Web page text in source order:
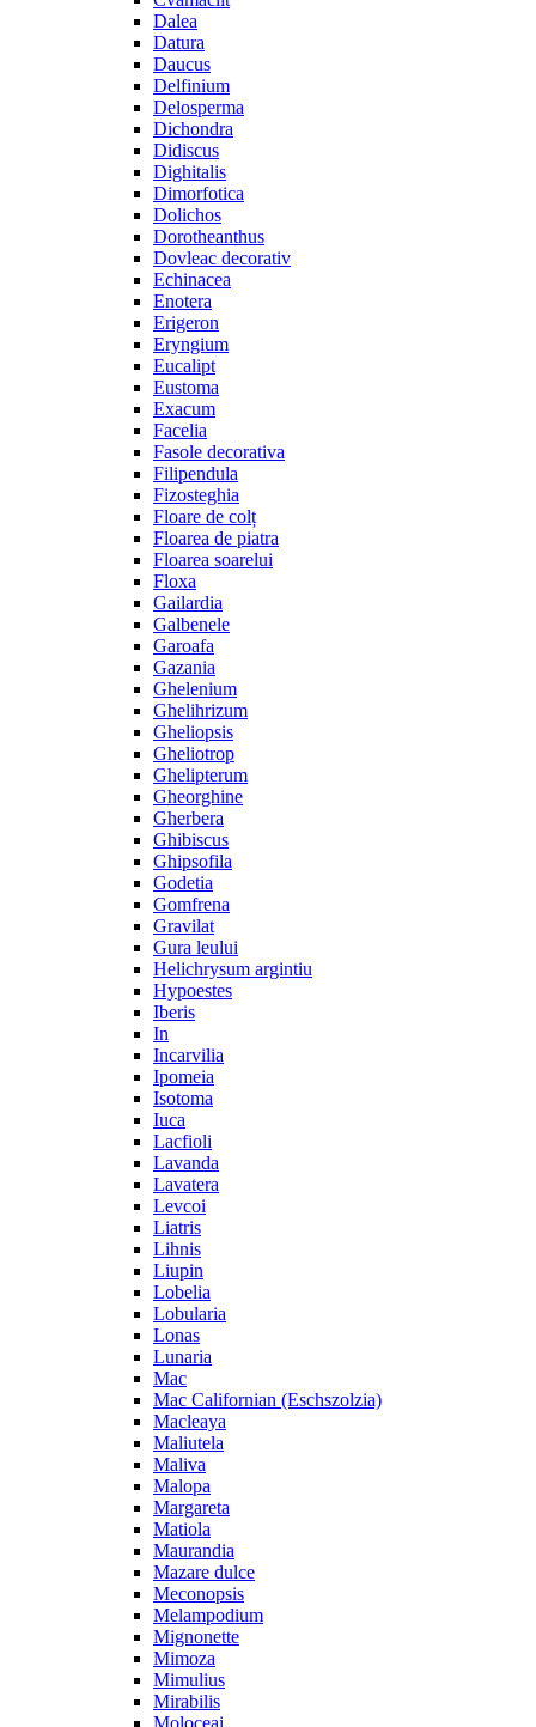
Dalea
Datura
Daucus
Delfinium
Delosperma
Dichondra
Didiscus
Dighitalis
Dimorfotica
Dolichos
Dorotheanthus
Dovleac decorativ
Echinacea
Enotera
Erigeron
Eryngium
Eucalipt
Eustoma
Exacum
Facelia
Fasole decorativa
Filipendula
Fizosteghia
Floare de colț
Floarea de piatra
Floarea soarelui
Floxa
Gailardia
Galbenele
Garoafa
Gazania
Ghelenium
Ghelihrizum
Gheliopsis
Gheliotrop
Ghelipterum
Gheorghine
Gherbera
Ghibiscus
Ghipsofila
Godetia
Gomfrena
Gravilat
Gura leului
Helichrysum argintiu
Hypoestes
Iberis
In
Incarvilia
Ipomeia
Isotoma
Iuca
Lacfioli
Lavanda
Lavatera
Levcoi
Liatris
Lihnis
Liupin
Lobelia
Lobularia
Lonas
Lunaria
Mac
Mac Californian (Eschszolzia)
Macleaya
Maliutela
Maliva
Malopa
Margareta
Matiola
Maurandia
Mazare dulce
Meconopsis
Melampodium
Mignonette
Mimoza
Mimulius
Mirabilis
Moloceai